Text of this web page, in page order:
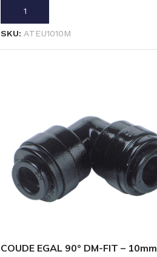
AJOUTER AU PANIER
SKU:ATEU1010M
COUDE EGAL 90° DM-FIT – 10mm